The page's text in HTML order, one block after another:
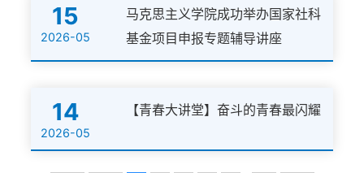
15
2026-05
马克思主义学院成功举办国家社科
基金项目申报专题辅导讲座
14
2026-05
【青春大讲堂】奋斗的青春最闪耀